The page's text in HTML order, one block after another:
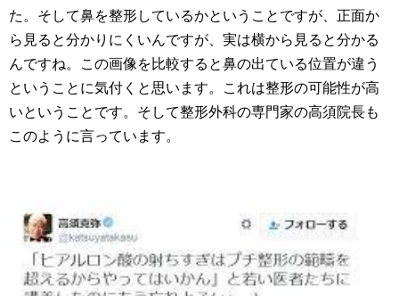
た。そして鼻を整形しているかということですが、正面か
ら見ると分かりにくいんですが、実は横から見ると分かる
んですね。この画像を比較すると鼻の出ている位置が違う
ということに気付くと思います。これは整形の可能性が高
いということです。そして整形外科の専門家の高須院長も
このように言っています。